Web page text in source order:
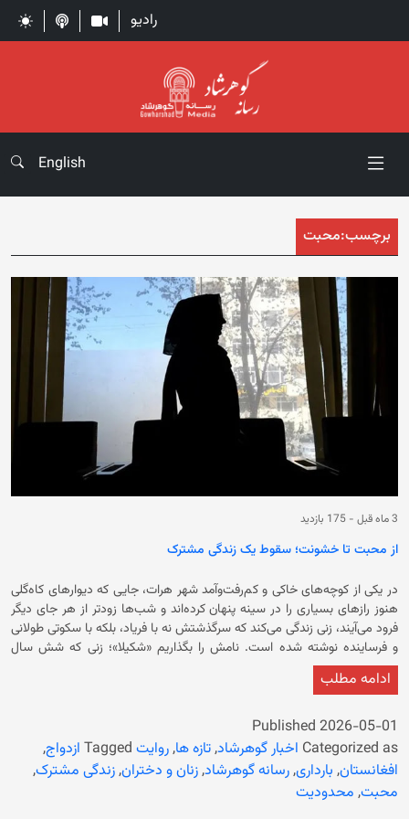
رادیو
English
برچسب:محبت
3 ماه قبل - 175 بازدید
از محبت تا خشونت؛ سقوط یک زندگی مشترک
در یکی از کوچه‌های خاکی و کم‌رفت‌وآمد شهر هرات، جایی که دیوارهای کاه‌گلی
هنوز رازهای بسیاری را در سینه پنهان کرده‌اند و شب‌ها زودتر از هر جای دیگر
فرود می‌آیند، زنی زندگی می‌کند که سرگذشتش نه با فریاد، بلکه با سکوتی طولانی
و فرساینده نوشته شده است. نامش را بگذاریم «شکیلا»؛ زنی که شش سال
پیش، با دلی سرشار از امید و چشمانی روشن از رؤیا، قدم به خانه‌ای گذاشت که
گمان می‌کرد قرار است پناهگاهش باشد؛ جایی برای محبت، صمیمیت و شاید
بود؛ نه خانه‌ای بزرگ می‌خواست و نه زندگی‌ای تجملی. تنها می‌خواست دوست
داشته شود و در کنار مردی که انتخاب کرده بود ـ یا برایش انتخاب شده بود ـ
احساس امنیت کند. سال‌های نخست زندگی‌شان، هرچند خالی از دشواری نبود،
اما برای شکیلا قابل تحمل و گاه دلگرم‌کننده بود. شوهرش در آن سه سال اول،
مردی به نظر می‌رسید که می‌خواهد زندگی را بسازد. گاهی با دست خالی به خانه
ادامه مطلب
Published 2026-05-01
Categorized as اخبار گوهرشاد,تازه ها,روایت Tagged ازدواج,
افغانستان, بارداری,رسانه گوهرشاد,زنان و دختران,زندگی مشترک,
محبت, محدودیت